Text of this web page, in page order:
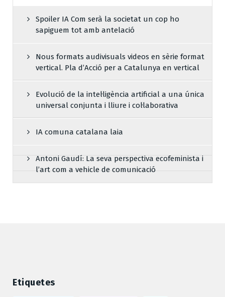
Spoiler IA Com serà la societat un cop ho
sapiguem tot amb antelació
Nous formats audivisuals videos en sèrie format
vertical. Pla d’Acció per a Catalunya en vertical
Evolució de la intel·ligència artificial a una única
universal conjunta i lliure i col·laborativa
IA comuna catalana laia
Antoni Gaudí: La seva perspectiva ecofeminista i
l’art com a vehicle de comunicació
Etiquetes